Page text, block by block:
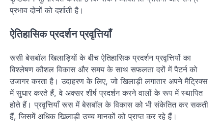
प्रभाव दोनों को दर्शाती है।
ऐतिहासिक प्रदर्शन प्रवृत्तियाँ
रूसी बेसबॉल खिलाड़ियों के बीच ऐतिहासिक प्रदर्शन प्रवृत्तियों का
विश्लेषण कौशल विकास और समय के साथ सफलता दरों में पैटर्न को
उजागर करता है। उदाहरण के लिए, जो खिलाड़ी लगातार अपने मैट्रिक्स
में सुधार करते हैं, वे अक्सर शीर्ष प्रदर्शन करने वालों के रूप में स्थापित
होते हैं। प्रवृत्तियाँ रूस में बेसबॉल के विकास को भी संकेतित कर सकती
हैं, जिसमें अधिक खिलाड़ी उच्च मानकों को प्राप्त कर रहे हैं।